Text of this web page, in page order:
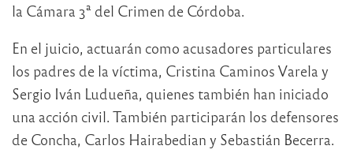
la Cámara 3ª del Crimen de Córdoba.
En el juicio, actuarán como acusadores particulares
los padres de la víctima, Cristina Caminos Varela y
Sergio Iván Ludueña, quienes también han iniciado
una acción civil. También participarán los defensores
de Concha, Carlos Hairabedian y Sebastián Becerra.